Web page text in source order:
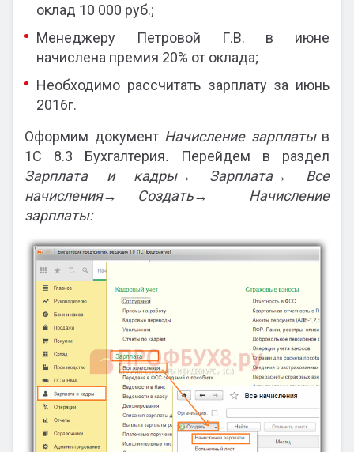
оклад 10 000 руб.;
Менеджеру Петровой Г.В. в июне
начислена премия 20% от оклада;
Необходимо рассчитать зарплату за июнь
2016г.
Оформим документ Начисление зарплаты в
1С 8.3 Бухгалтерия. Перейдем в раздел
Зарплата и кадры→ Зарплата→ Все
начисления→ Создать→ Начисление
зарплаты: